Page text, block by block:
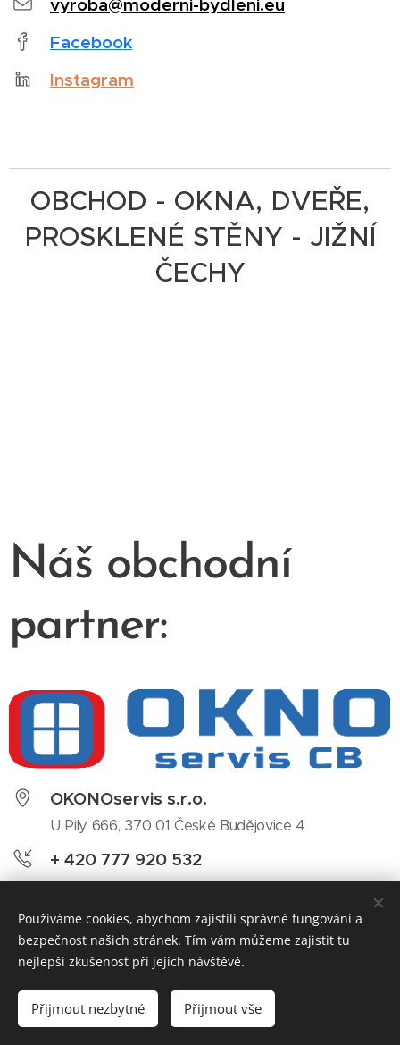
vyroba@moderni-bydleni.eu
Facebook
Instagram
OBCHOD - OKNA, DVEŘE,
PROSKLENÉ STĚNY - JIŽNÍ
ČECHY
Náš obchodní
partner:
OKONOservis s.r.o.
U Pily 666, 370 01 České Budějovice 4
+ 420 777 920 532
Jméno a příjmení
Používáme cookies, abychom zajistili správné fungování a
bezpečnost našich stránek. Tím vám můžeme zajistit tu
nejlepší zkušenost při jejich návštěvě.
Přijmout nezbytné Přijmout vše